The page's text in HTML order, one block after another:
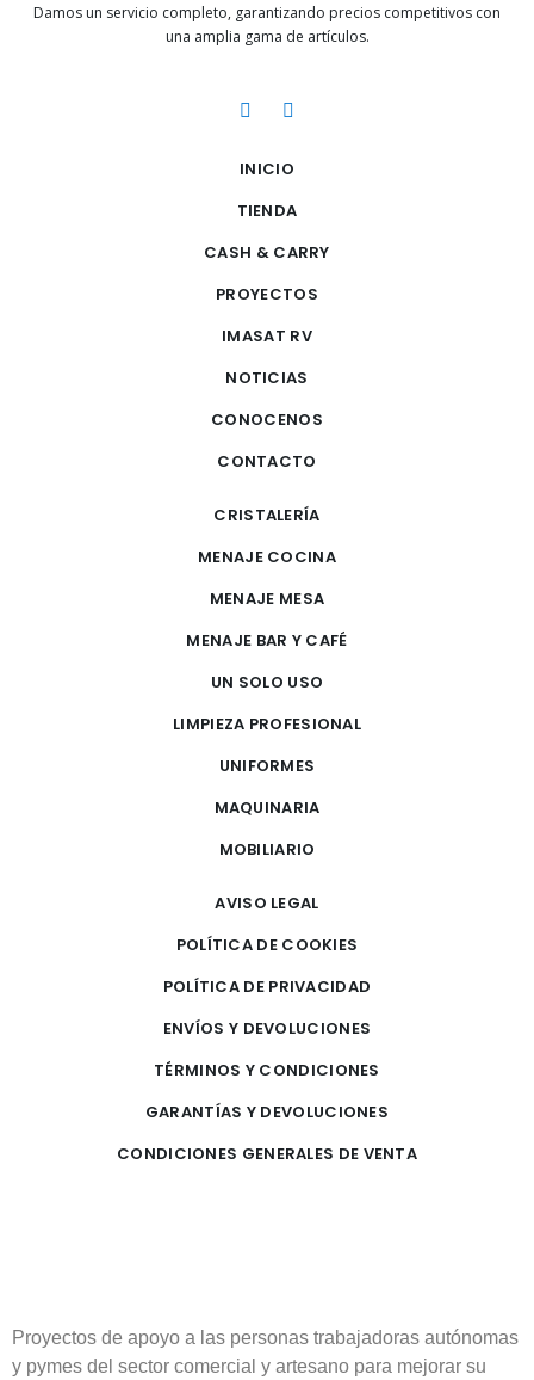
Damos un servicio completo, garantizando precios competitivos con
una amplia gama de artículos.
INICIO
TIENDA
CASH & CARRY
PROYECTOS
IMASAT RV
NOTICIAS
CONOCENOS
CONTACTO
CRISTALERÍA
MENAJE COCINA
MENAJE MESA
MENAJE BAR Y CAFÉ
UN SOLO USO
LIMPIEZA PROFESIONAL
UNIFORMES
MAQUINARIA
MOBILIARIO
AVISO LEGAL
POLÍTICA DE COOKIES
POLÍTICA DE PRIVACIDAD
ENVÍOS Y DEVOLUCIONES
TÉRMINOS Y CONDICIONES
GARANTÍAS Y DEVOLUCIONES
CONDICIONES GENERALES DE VENTA
Proyectos de apoyo a las personas trabajadoras autónomas
y pymes del sector comercial y artesano para mejorar su